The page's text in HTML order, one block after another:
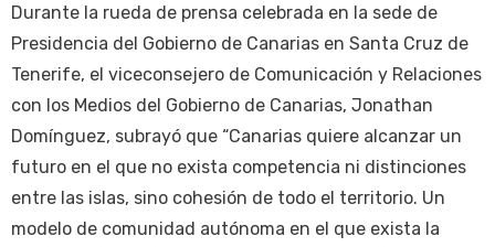
Durante la rueda de prensa celebrada en la sede de
Presidencia del Gobierno de Canarias en Santa Cruz de
Tenerife, el viceconsejero de Comunicación y Relaciones
con los Medios del Gobierno de Canarias, Jonathan
Domínguez, subrayó que “Canarias quiere alcanzar un
futuro en el que no exista competencia ni distinciones
entre las islas, sino cohesión de todo el territorio. Un
modelo de comunidad autónoma en el que exista la